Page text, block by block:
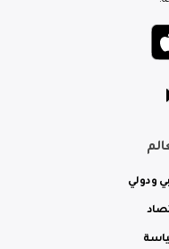
ودولي